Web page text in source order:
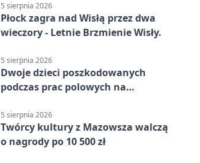
5 sierpnia 2026
Płock zagra nad Wisłą przez dwa
wieczory - Letnie Brzmienie Wisły.
5 sierpnia 2026
Dwoje dzieci poszkodowanych
podczas prac polowych na
5 sierpnia 2026
Twórcy kultury z Mazowsza walczą
o nagrody po 10 500 zł